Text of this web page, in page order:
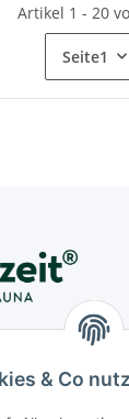
Artikel 1 - 20
Seite1
& Co